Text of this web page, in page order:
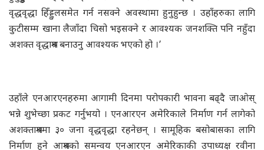
वृद्धवृद्धा हिँड्डुलसमेत गर्न नसक्ने अवस्थामा हुनुहुन्छ । उहाँहरुका लागि
कुटीसम्म खाना लैजाँदा चिसो भइसक्ने र आवश्यक जनशक्ति पनि नहुँदा
अशक्त वृद्धाश्रम बनाउनु आवश्यक भएको हो ।’
उहाँले एनआरएनहरुमा आगामी दिनमा परोपकारी भावना बढ्दै जाओस्
भन्ने शुभेच्छा प्रकट गर्नुभयो । एनआरएन अमेरिकाले निर्माण गर्न लागेको
अशक्ताश्रममा ३० जना वृद्धवृद्धा रहनेछन् । सामूहिक बसोबासका लागि
निर्माण हुने आश्रमको समन्वय एनआरएन अमेरिकाकी उपाध्यक्ष रवीना